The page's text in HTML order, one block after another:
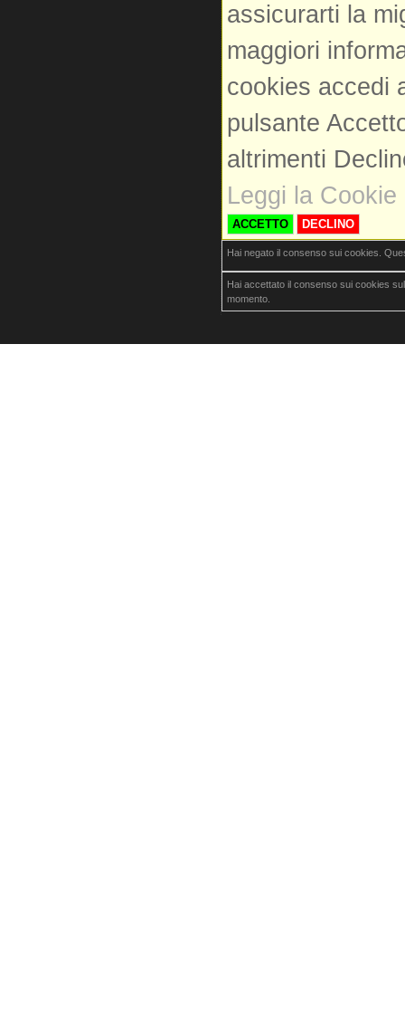
assicurarti la
maggiori
cookies accedi
pulsante
altrimenti
Leggi la Cookie
ACCETTO DECLINO
Hai negato il consenso sui cookies.
Hai accettato il consenso sui cookies
momento.